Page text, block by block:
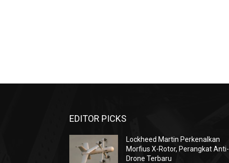
EDITOR PICKS
Lockheed Martin Perkenalkan
Morfius X-Rotor, Perangkat Anti-
Drone Terbaru